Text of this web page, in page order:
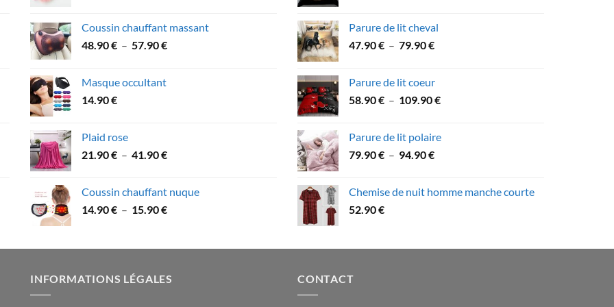
Coussin chauffant massant
48.90€ – 57.90€Plage
Masque occultant
14.90€
Plaid rose
21.90€ – 41.90€Plage
21.90 €
à
Coussin chauffant nuque
14.90€ – 15.90€Plage
14.90 €
15.90 €
49.90 €
à
Parure de lit cheval
47.90€ – 79.90€Plage
à
Parure de lit coeur
58.90€ – 109.90€Plage
58.90 €
Parure de lit polaire
79.90€ – 94.90€Plage
79.90 €
Chemise de nuit homme manche courte
52.90€
INFORMATIONS LÉGALES CONTACT